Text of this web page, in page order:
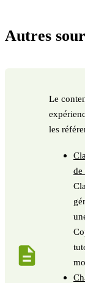
Autres
Le
les
de